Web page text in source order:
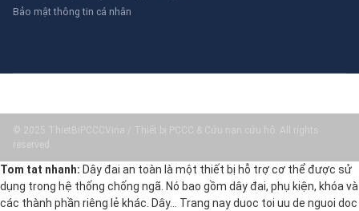
Bảo mật thông tin cá nhân
© 2025 ThietBiPCCCVina / Thiết bị PCCC & Cứu nạn cứu hộ. All rights
reserved.
Tom tat nhanh: Dây đai an toàn là một thiết bị hỗ trợ cơ thể được sử
dụng trong hệ thống chống ngã. Nó bao gồm dây đai, phụ kiện, khóa và
các thành phần riêng lẻ khác. Dây… Trang nay duoc toi uu de nguoi doc